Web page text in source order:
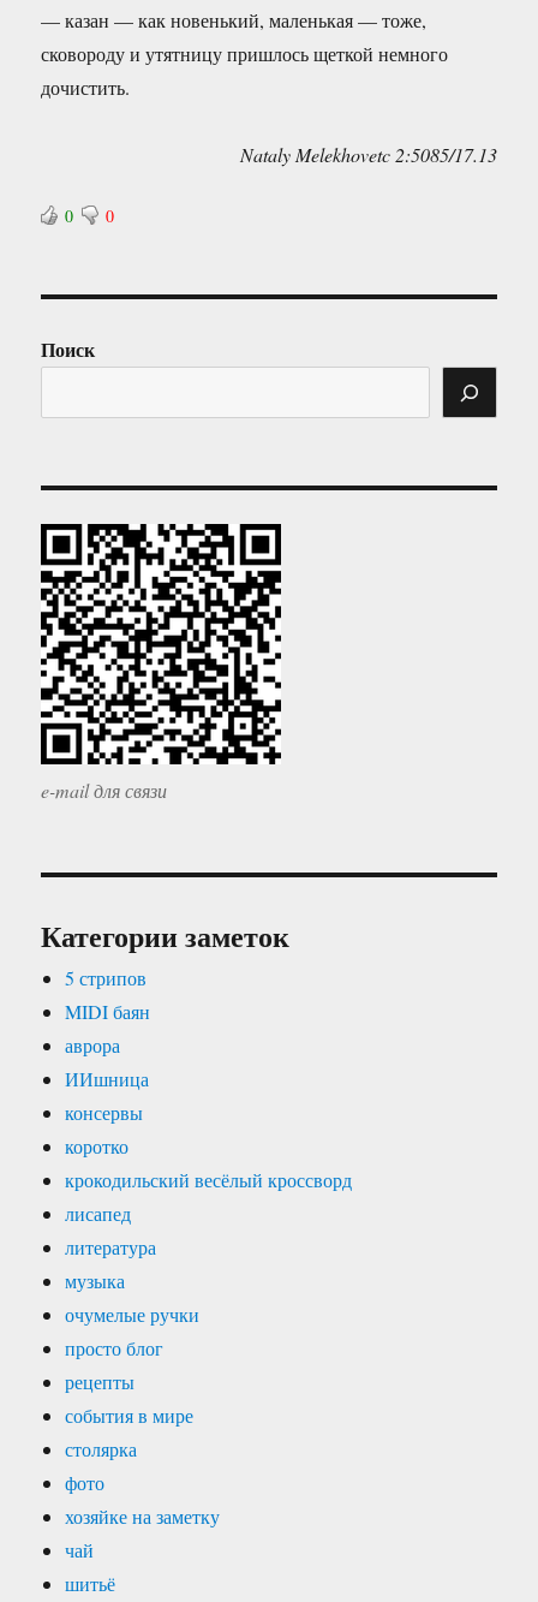
— казан — как новенький, маленькая — тоже,
сковороду и утятницу пришлось щеткой немного
дочистить.
Nataly Melekhovetc 2:5085/17.13
0 0
Поиск
e-mail для связи
Категории заметок
5 стрипов
MIDI баян
аврора
ИИшница
консервы
коротко
крокодильский весёлый кроссворд
лисапед
литература
музыка
очумелые ручки
просто блог
рецепты
события в мире
столярка
фото
хозяйке на заметку
чай
шитьё